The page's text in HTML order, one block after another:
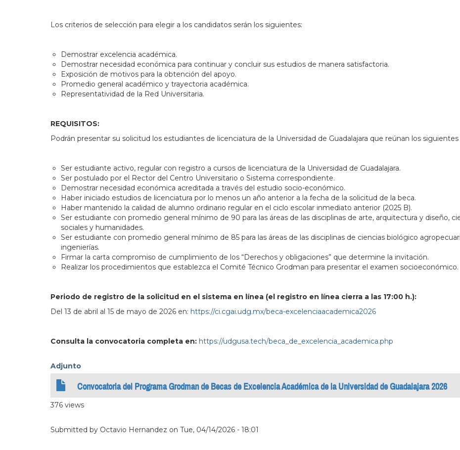
Los criterios de selección para elegir a los candidatos serán los siguientes:
Demostrar excelencia académica.
Demostrar necesidad económica para continuar y concluir sus estudios de manera satisfactoria.
Exposición de motivos para la obtención del apoyo.
Promedio general académico y trayectoria académica.
Representatividad de la Red Universitaria.
REQUISITOS:
Podrán presentar su solicitud los estudiantes de licenciatura de la Universidad de Guadalajara que reúnan los
Ser estudiante activo, regular con registro a cursos de licenciatura de la Universidad de Guadalajara.
Ser postulado por el Rector del Centro Universitario o Sistema correspondiente.
Demostrar necesidad económica acreditada a través del estudio socio-económico.
Haber iniciado estudios de licenciatura por lo menos un año anterior a la fecha de la solicitud de la beca.
Haber mantenido la calidad de alumno ordinario regular en el ciclo escolar inmediato anterior (2025 B).
Ser estudiante con promedio general mínimo de 90 para las áreas de las disciplinas de arte, arquitectura y diseño,
sociales y humanidades.
Ser estudiante con promedio general mínimo de 85 para las áreas de las disciplinas de ciencias biológico
ingenierías.
Firmar la carta compromiso de cumplimiento de los “Derechos y obligaciones” que determine la invitación.
Realizar los procedimientos que establezca el Comité Técnico Grodman para presentar el examen socioeconómico.
Periodo de registro de la solicitud en el sistema en línea (el registro en línea cierra a las 17:00 h.):
Del 13 de abril al 15 de mayo de 2026 en: https://ci.cgai.udg.mx/beca-excelenciaacademica2026
Consulta la convocatoria completa en: https://udgusa.tech/beca_de_excelencia_academica.php
Adjunto
Convocatoria del Programa Grodman de Becas de Excelencia Académica de la Universidad de Guadalajara 2026
376 views
Submitted by Octavio Hernandez on Tue, 04/14/2026 - 18:01